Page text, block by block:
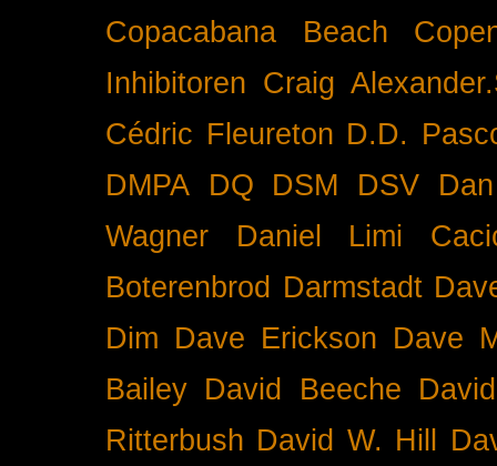
Copacabana Beach
Inhibitoren Craig
Cédric Fleureton D.D.
DMPA
DQ DSM DSV
Wagner
Daniel Limi
Boterenbrod Darmstadt
Dim Dave Erickson Dave
Bailey David Beeche
Ritterbush David W. Hill